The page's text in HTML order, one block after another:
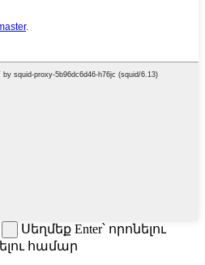
Սեղմեք Enter՝ որոնելու
համար